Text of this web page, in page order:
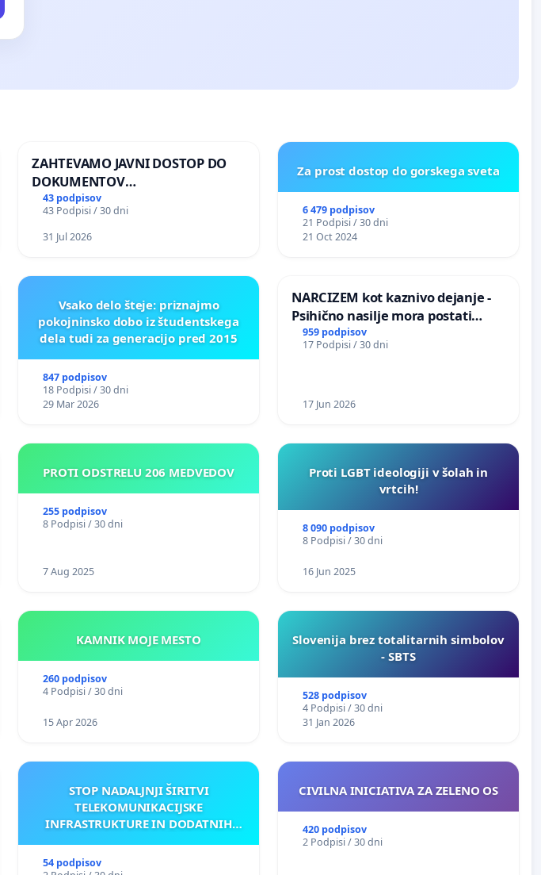
ZAHTEVAMO JAVNI DOSTOP DO
DOKUMENTOV
PARLAMENTARNIH
PREISKOVALNIH KOMISIJ O
ILEGALNI TRGOVINI Z OROŽJEM
43 podpisov
43 Podpisi / 30 dni
31 Jul 2026
Za prost dostop do gorskega sveta
6 479 podpisov
21 Podpisi / 30 dni
21 Oct 2024
Vsako delo šteje: priznajmo
pokojninsko dobo iz študentskega
dela tudi za generacijo pred 2015
847 podpisov
18 Podpisi / 30 dni
29 Mar 2026
NARCIZEM kot kaznivo dejanje -
Psihično nasilje mora postati
enako prepoznano kot fizično
nasilje
959 podpisov
17 Podpisi / 30 dni
17 Jun 2026
PROTI ODSTRELU 206 MEDVEDOV
255 podpisov
8 Podpisi / 30 dni
7 Aug 2025
Proti LGBT ideologiji v šolah in
vrtcih!
8 090 podpisov
8 Podpisi / 30 dni
16 Jun 2025
KAMNIK MOJE MESTO
260 podpisov
4 Podpisi / 30 dni
15 Apr 2026
Slovenija brez totalitarnih simbolov
- SBTS
528 podpisov
4 Podpisi / 30 dni
31 Jan 2026
STOP NADALJNJI ŠIRITVI
TELEKOMUNIKACIJSKE
INFRASTRUKTURE IN DODATNIH
54 podpisov
CIVILNA INICIATIVA ZA ZELENO OS
420 podpisov
2 Podpisi / 30 dni